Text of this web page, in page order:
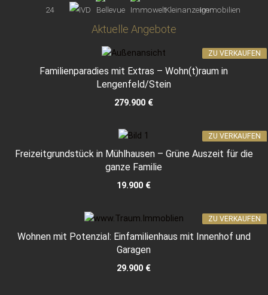
Aktuelle Angebote
Familienparadies mit Extras – Wohn(t)raum in
Lengenfeld/Stein
279.900 €
ZU VERKAUFEN
Freizeitgrundstück in Mühlhausen – Grüne Auszeit für die
ganze Familie
19.900 €
ZU VERKAUFEN
Wohnen mit Potenzial: Einfamilienhaus mit Innenhof und
Garagen
29.900 €
ZU VERKAUFEN